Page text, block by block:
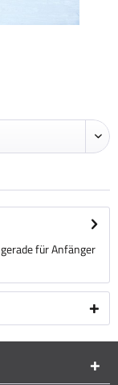
für Anfänger